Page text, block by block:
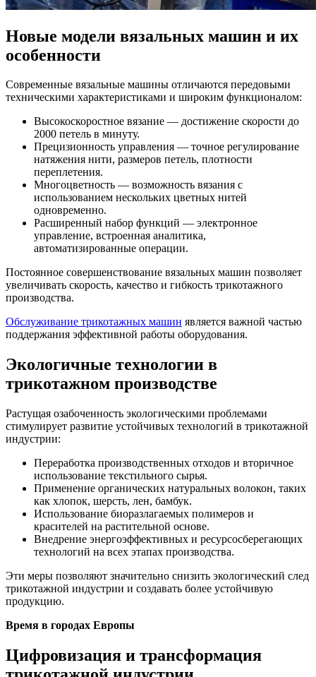
Новые модели вязальных машин и их
особенности
Современные вязальные машины отличаются передовыми
техническими характеристиками и широким функционалом:
Высокоскоростное вязание — достижение скорости до
2000 петель в минуту.
Прецизионность управления — точное регулирование
натяжения нити, размеров петель, плотности
переплетения.
Многоцветность — возможность вязания с
использованием нескольких цветных нитей
одновременно.
Расширенный набор функций — электронное
управление, встроенная аналитика,
автоматизированные операции.
Постоянное совершенствование вязальных машин позволяет
увеличивать скорость, качество и гибкость трикотажного
производства.
Обслуживание трикотажных машин является важной частью
поддержания эффективной работы оборудования.
Экологичные технологии в
трикотажном производстве
Растущая озабоченность экологическими проблемами
стимулирует развитие устойчивых технологий в трикотажной
индустрии:
Переработка производственных отходов и вторичное
использование текстильного сырья.
Применение органических натуральных волокон, таких
как хлопок, шерсть, лен, бамбук.
Использование биоразлагаемых полимеров и
красителей на растительной основе.
Внедрение энергоэффективных и ресурсосберегающих
технологий на всех этапах производства.
Эти меры позволяют значительно снизить экологический след
трикотажной индустрии и создавать более устойчивую
продукцию.
Время в городах Европы
Цифровизация и трансформация